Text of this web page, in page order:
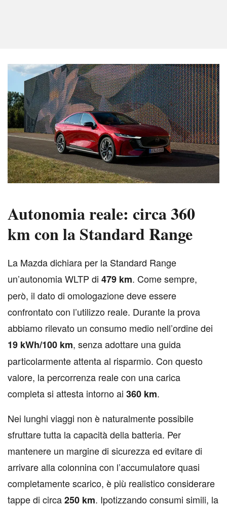
Autonomia reale: circa 360
km con la Standard Range
La Mazda dichiara per la Standard Range
un’autonomia WLTP di 479 km. Come sempre,
però, il dato di omologazione deve essere
confrontato con l’utilizzo reale. Durante la prova
abbiamo rilevato un consumo medio nell’ordine dei
19 kWh/100 km, senza adottare una guida
particolarmente attenta al risparmio. Con questo
valore, la percorrenza reale con una carica
completa si attesta intorno ai 360 km.
Nei lunghi viaggi non è naturalmente possibile
sfruttare tutta la capacità della batteria. Per
mantenere un margine di sicurezza ed evitare di
arrivare alla colonnina con l’accumulatore quasi
completamente scarico, è più realistico considerare
tappe di circa250 km. Ipotizzando consumi simili, la